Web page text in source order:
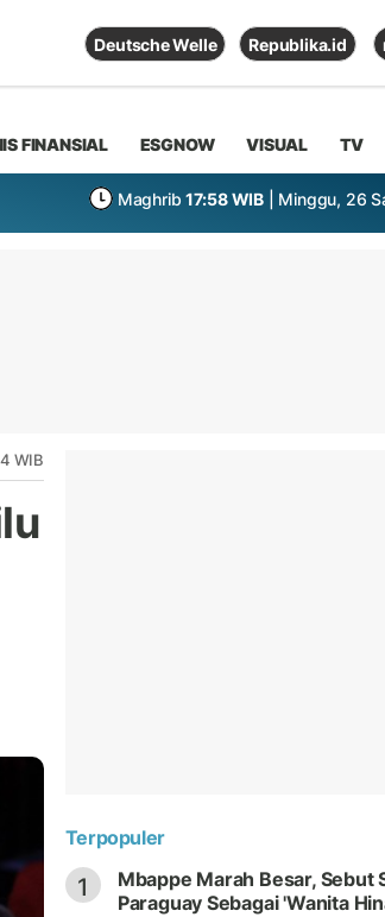
Deutsche Welle Republika.id
FINANSIAL ESGNOW VISUAL TV
Maghrib 17:58 WIB | Minggu, 26
WIB
Terpopuler
1
Mbappe Marah Besar, Sebut
Paraguay Sebagai 'Wanita